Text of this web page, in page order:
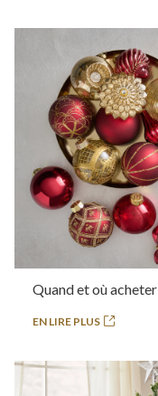
Quand et où
EN LIRE PLUS